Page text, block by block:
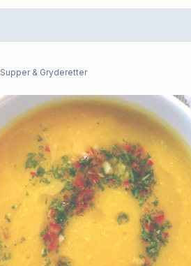
Supper & Gryderetter